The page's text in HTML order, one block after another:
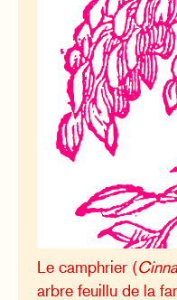
Le camphrier (
arbre feuillu de la